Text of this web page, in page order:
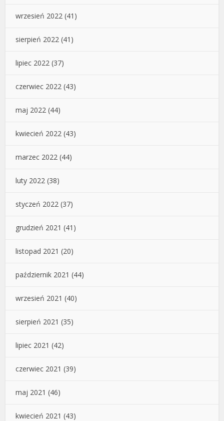
wrzesień 2022 (41)
sierpień 2022 (41)
lipiec 2022 (37)
czerwiec 2022 (43)
maj 2022 (44)
kwiecień 2022 (43)
marzec 2022 (44)
luty 2022 (38)
styczeń 2022 (37)
grudzień 2021 (41)
listopad 2021 (20)
październik 2021 (44)
wrzesień 2021 (40)
sierpień 2021 (35)
lipiec 2021 (42)
czerwiec 2021 (39)
maj 2021 (46)
kwiecień 2021 (43)